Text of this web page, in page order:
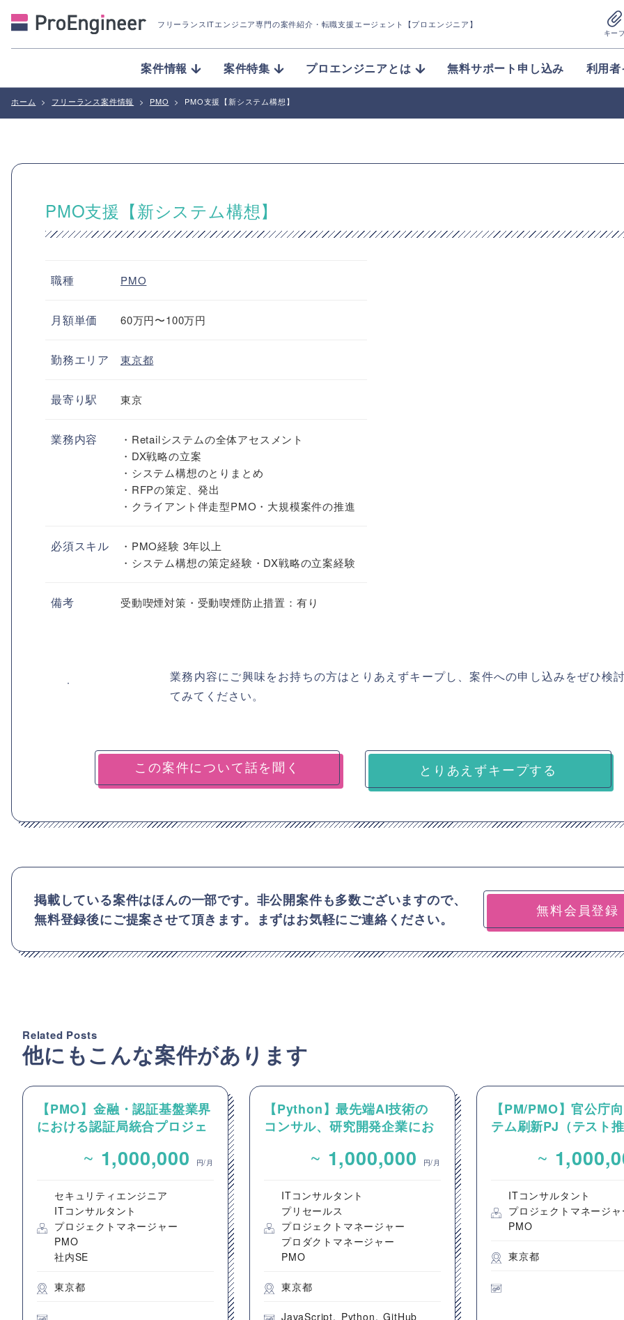
フリーランスITエンジニア専門の案件紹介 ・転職支援エージェント【プロエンジニア】
キー
案件情報 案件特集 プロエンジニアとは 無料サポート申し込み 利用
ホーム > フリーランス案件情報 > PMO > PMO支援【新システム構想】
PMO支援【新システム構想】
職種 PMO
月額単価 60万円〜100万円
勤務エリア 東京都
最寄り駅 東京
業務内容
・Retailシステムの全体アセスメント
・DX戦略の立案
・システム構想のとりまとめ
・RFPの策定、発出
・クライアント伴走型PMO・大規模案件の推進
必須スキル
・PMO経験 3年以上
・システム構想の策定経験・DX戦略の立案経験
備考 受動喫煙対策・受動喫煙防止措置：有り
業務内容にご興味をお持ちの方はとりあえずキープし、案件への申し込みをぜひ検
てみてください。
とりあえずキープする
掲載している案件はほんの一部です。非公開案件も多数ございますので、
無料登録後にご提案させて頂きます。まずはお気軽にご連絡ください。
無料会員登録
Related Posts
他にもこんな案件があります
【PMO】金融・認証基盤業界
における認証局統合プロジェ
~ 1,000,000 円/月
セキュリティエンジニア
ITコンサルタント
プロジェクトマネージャー
PMO
社内SE
東京都
【Python】最先端AI技術の
コンサル、研究開発企業にお
~ 1,000,000 円/月
ITコンサルタント
プリセールス
プロジェクトマネージャー
プロダクトマネージャー
PMO
東京都
JavaScript Python GitHub
【PM/PMO】官公庁
テム刷新PJ（テスト
~
ITコンサルタント
プロジェクトマネージ
PMO
東京都